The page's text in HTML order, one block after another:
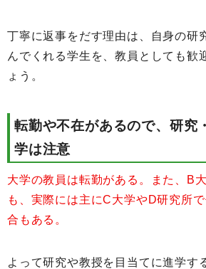
丁寧に返事をだす理由は、自身の研
んでくれる学生を、教員としても歓
ょう。
転勤や不在があるので、研究
学は注意
大学の教員は転勤がある。また、B
も、実際には主にC大学やD研究所
合もある。
よって研究や教授を目当てに進学す